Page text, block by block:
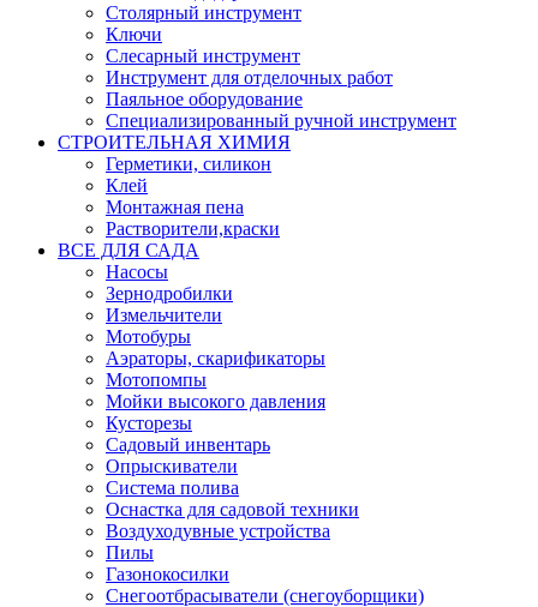
Столярный инструмент
Ключи
Слесарный инструмент
Инструмент для отделочных работ
Паяльное оборудование
Специализированный ручной инструмент
СТРОИТЕЛЬНАЯ ХИМИЯ
Герметики, силикон
Клей
Монтажная пена
Растворители,краски
ВСЕ ДЛЯ САДА
Насосы
Зернодробилки
Измельчители
Мотобуры
Аэраторы, скарификаторы
Мотопомпы
Мойки высокого давления
Кусторезы
Садовый инвентарь
Опрыскиватели
Система полива
Оснастка для садовой техники
Воздуходувные устройства
Пилы
Газонокосилки
Снегоотбрасыватели (снегоуборщики)